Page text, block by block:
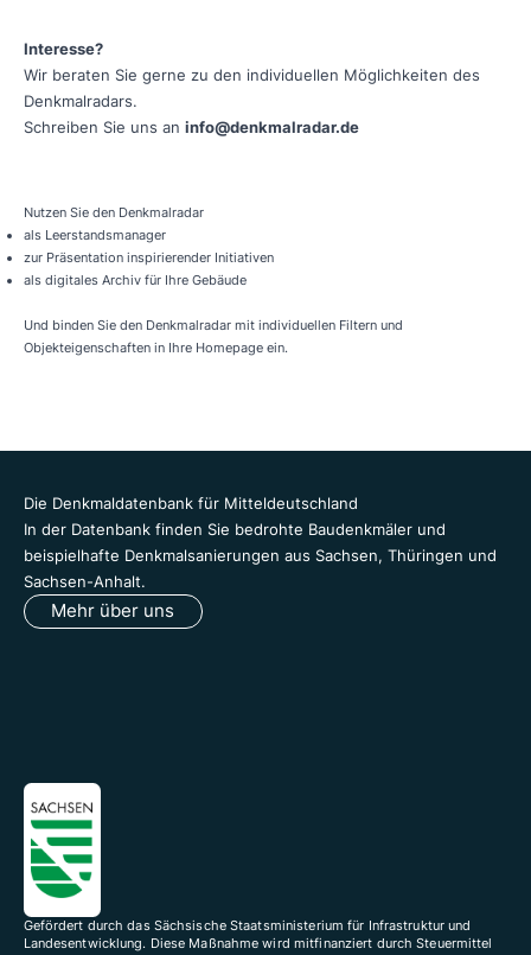
Nutzen Sie den Denkmalradar
als Leerstandsmanager
zur Präsentation inspirierender Initiativen
als digitales Archiv für Ihre Gebäude
Und binden Sie den Denkmalradar mit individuellen Filtern und
Objekteigenschaften in Ihre Homepage ein.
Interesse?
Wir beraten Sie gerne zu den individuellen Möglichkeiten des
Denkmalradars.
Schreiben Sie uns an info@denkmalradar.de
Die Denkmaldatenbank für Mitteldeutschland
In der Datenbank finden Sie bedrohte Baudenkmäler und
beispielhafte Denkmalsanierungen aus Sachsen, Thüringen und
Sachsen-Anhalt.
Mehr über uns
Gefördert durch das Sächsische Staatsministerium für Infrastruktur und
Landesentwicklung. Diese Maßnahme wird mitfinanziert durch Steuermittel